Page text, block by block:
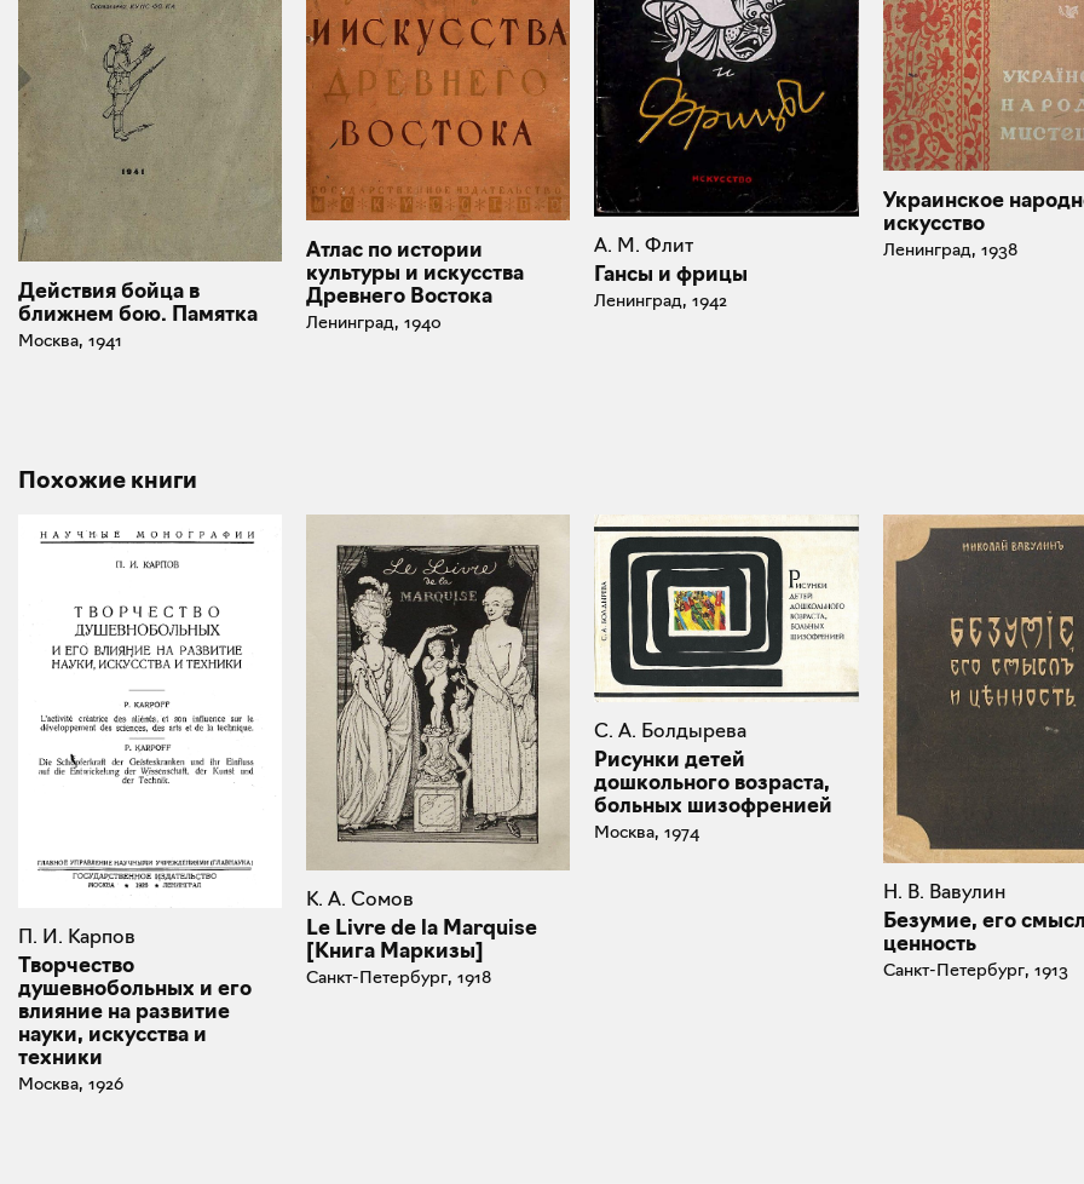
Действия бойца в
ближнем бою. Памятка
Москва, 1941
Атлас по истории
культуры и искусства
Древнего Востока
Ленинград, 1940
А. М. Флит
Гансы и фрицы
Ленинград, 1942
Украинское
искусство
Ленинград, 1938
Похожие книги
П. И. Карпов
Творчество
душевнобольных и его
влияние на развитие
науки, искусства и
техники
Москва, 1926
К. А. Сомов
Le Livre de la Marquise
[Книга Маркизы]
Санкт-Петербург, 1918
С. А. Болдырева
Рисунки детей
дошкольного возраста,
больных шизофренией
Москва, 1974
Н. В. Вавулин
Безумие, его
ценность
Санкт-Петербург, 1913